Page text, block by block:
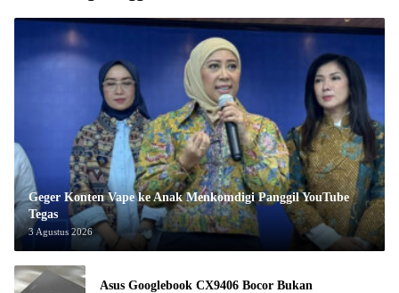
Geger Konten Vape ke Anak Menkomdigi Panggil YouTube
Tegas
3 Agustus 2026
Asus Googlebook CX9406 Bocor Bukan